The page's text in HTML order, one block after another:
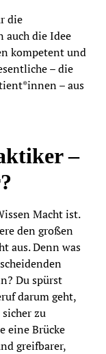
die
auch die Idee
kompetent und
– die
– aus
–
Macht ist.
den großen
aus. Denn was
Du spürst
darum geht,
zu
eine Brücke
greifbarer,